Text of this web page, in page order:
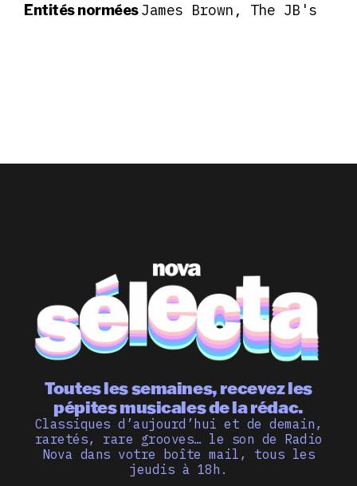
Entités norméesJames Brown, The JB's
Toutes les semaines, recevez les
pépites musicales de la rédac.
Classiques d’aujourd’hui et de demain,
raretés, rare grooves… le son de Radio
Nova dans votre boîte mail, tous les
jeudis à 18h.